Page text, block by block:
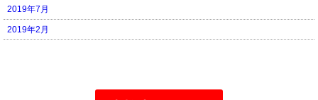
2019年7月
2019年2月